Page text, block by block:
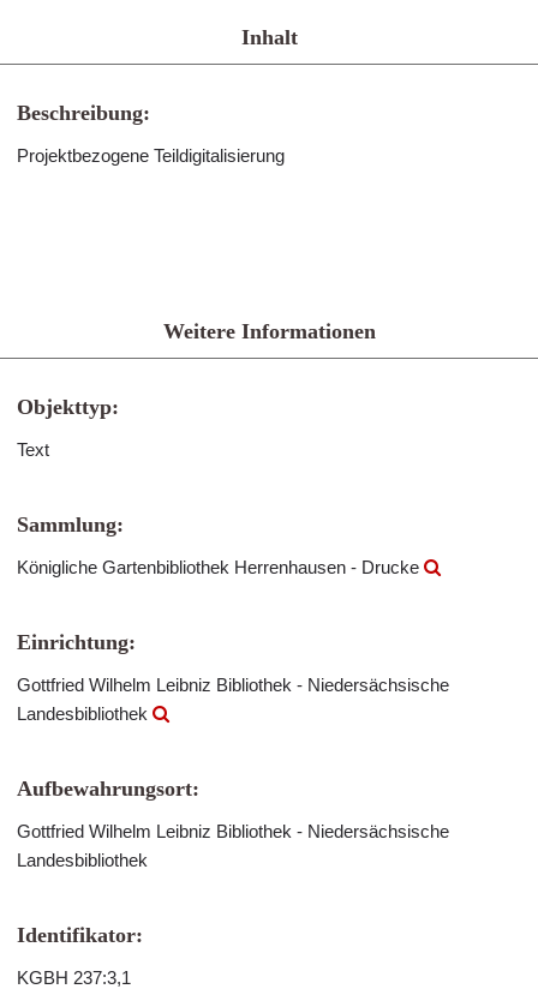
Inhalt
Beschreibung:
Projektbezogene Teildigitalisierung
Weitere Informationen
Objekttyp:
Text
Sammlung:
Königliche Gartenbibliothek Herrenhausen - Drucke
Einrichtung:
Gottfried Wilhelm Leibniz Bibliothek - Niedersächsische
Landesbibliothek
Aufbewahrungsort:
Gottfried Wilhelm Leibniz Bibliothek - Niedersächsische
Landesbibliothek
Identifikator:
KGBH 237:3,1